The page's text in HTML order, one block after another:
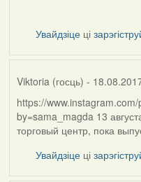
Сергей
Миканович
Увайдзіце ці
Viktoria (госць) -
https://
by=sama_magda 13
торговый центр, пока
Увайдзіце ці